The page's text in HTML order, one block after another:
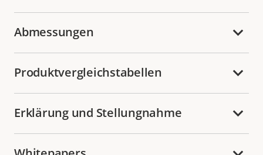
Abmessungen
Produktvergleichstabellen
Erklärung und Stellungnahme